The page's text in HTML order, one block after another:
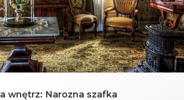
wnętrz: Narozna szafka